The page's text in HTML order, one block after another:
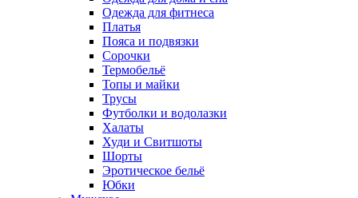
Одежда для фитнеса
Платья
Пояса и подвязки
Сорочки
Термобельё
Топы и майки
Трусы
Футболки и водолазки
Халаты
Худи и Свитшоты
Шорты
Эротическое бельё
Юбки